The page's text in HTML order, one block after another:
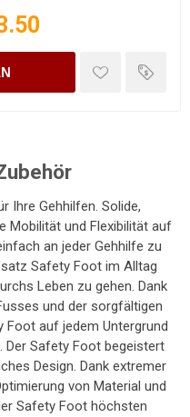
Ihre Gehhilfen. Solide,
Mobilität und Flexibilität auf
an jeder Gehhilfe zu
Safety Foot im Alltag
Leben zu gehen. Dank
und der sorgfältigen
auf jedem Untergrund
Der Safety Foot begeistert
Design. Dank extremer
von Material und
Safety Foot höchsten